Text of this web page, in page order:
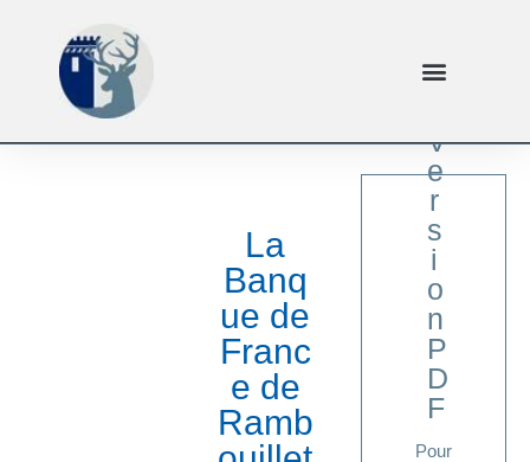
La
Banq
ue de
Franc
e de
Ramb
V
e
r
s
i
o
n
P
D
F
Pour
Cliquer